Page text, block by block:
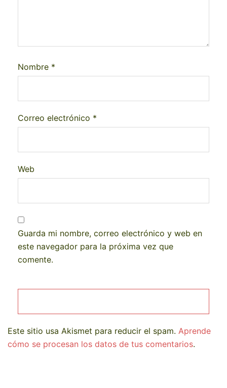
Nombre *
Correo electrónico *
Web
Guarda mi nombre, correo electrónico y web en
este navegador para la próxima vez que
comente.
Este sitio usa Akismet para reducir el spam. Aprende
cómo se procesan los datos de tus comentarios.